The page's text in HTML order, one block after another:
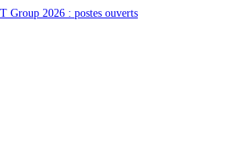
Group 2026 : postes ouverts